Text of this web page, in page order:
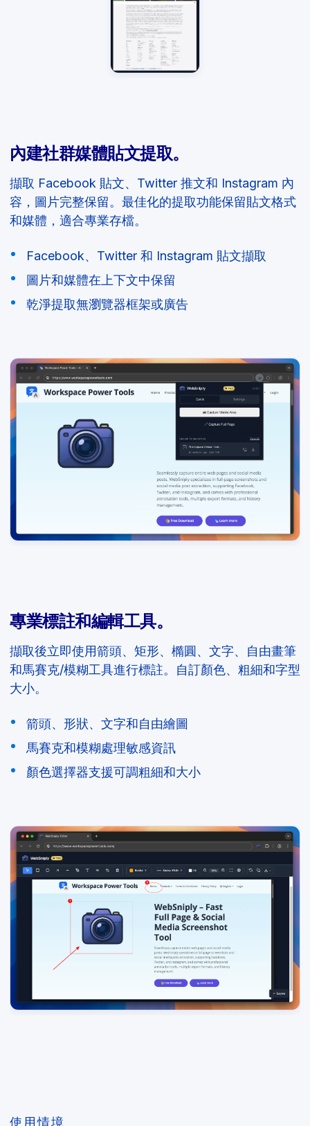
內建社群媒體貼文提取。
擷取 Facebook 貼文、Twitter 推文和 Instagram 內
容，圖片完整保留。最佳化的提取功能保留貼文格式
和媒體，適合專業存檔。
Facebook、Twitter 和 Instagram 貼文擷取
圖片和媒體在上下文中保留
乾淨提取無瀏覽器框架或廣告
專業標註和編輯工具。
擷取後立即使用箭頭、矩形、橢圓、文字、自由畫筆
和馬賽克/模糊工具進行標註。自訂顏色、粗細和字型
大小。
箭頭、形狀、文字和自由繪圖
馬賽克和模糊處理敏感資訊
顏色選擇器支援可調粗細和大小
使用情境